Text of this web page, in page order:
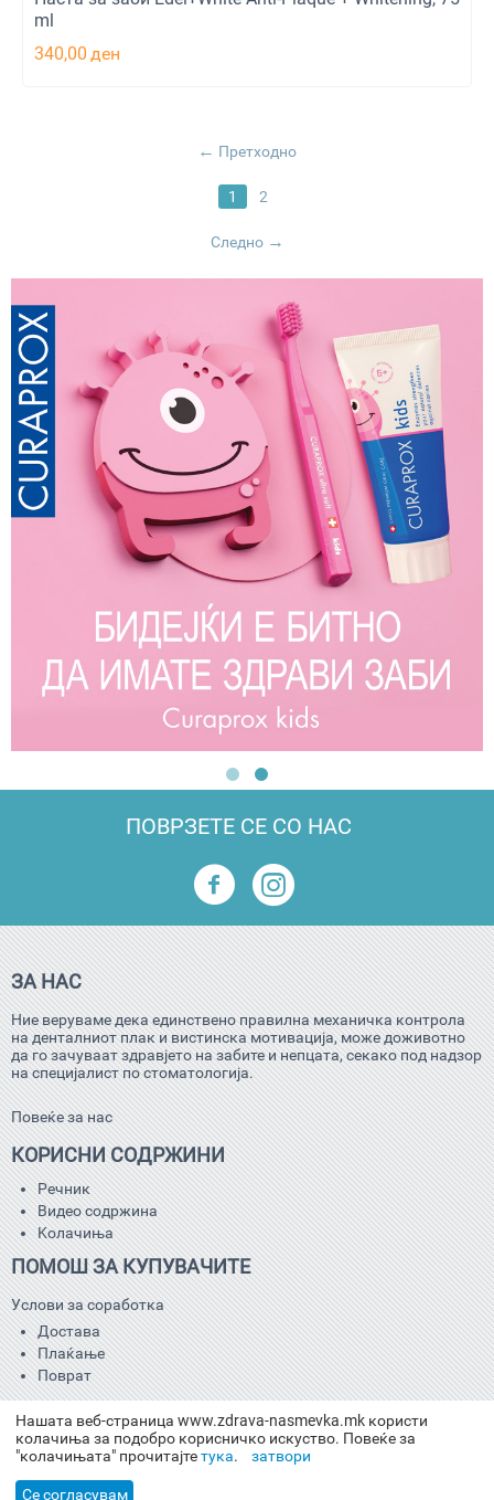
ml
340,00 ден
Претходно
1 2
Следно
ПОВРЗЕТЕ СЕ СО НАС
ЗА НАС
Ние веруваме дека единствено правилна механичка контрола
на денталниот плак и вистинска мотивација, може доживотно
да го зачуваат здравјето на забите и непцата, секако под надзор
на специјалист по стоматологија.
Повеќе за нас
КОРИСНИ СОДРЖИНИ
Речник
Видео содржина
Kолачиња
ПОМОШ ЗА КУПУВАЧИТЕ
Услови за соработка
Достава
Плаќање
Поврат
КОНТАКТ
02/505 32 60
info@interdental.mk
Нашата веб-страница www.zdrava-nasmevka.mk користи
колачиња за подобро корисничко искуство. Повеќе за
"колачињата" прочитајтетука. затвори
Се согласувам